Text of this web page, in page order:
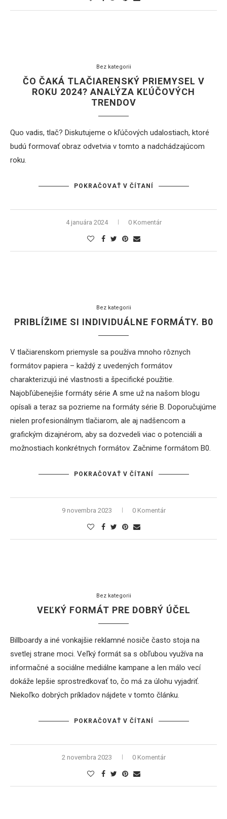
Bez kategorii
ČO ČAKÁ TLAČIARENSKÝ PRIEMYSEL V
ROKU 2024? ANALÝZA KĽÚČOVÝCH
TRENDOV
Quo vadis, tlač? Diskutujeme o kľúčových udalostiach, ktoré
budú formovať obraz odvetvia v tomto a nadchádzajúcom
roku.
POKRAČOVAŤ V ČÍTANÍ
4 januára 2024 0 Komentár
Bez kategorii
PRIBLÍŽIME SI INDIVIDUÁLNE FORMÁTY. B0
V tlačiarenskom priemysle sa používa mnoho rôznych
formátov papiera – každý z uvedených formátov
charakterizujú iné vlastnosti a špecifické použitie.
Najobľúbenejšie formáty série A sme už na našom blogu
opísali a teraz sa pozrieme na formáty série B. Doporučujúme
nielen profesionálnym tlačiarom, ale aj nadšencom a
grafickým dizajnérom, aby sa dozvedeli viac o potenciáli a
možnostiach konkrétnych formátov. Začnime formátom B0.
POKRAČOVAŤ V ČÍTANÍ
9 novembra 2023 0 Komentár
Bez kategorii
VEĽKÝ FORMÁT PRE DOBRÝ ÚČEL
Billboardy a iné vonkajšie reklamné nosiče často stoja na
svetlej strane moci. Veľký formát sa s obľubou využíva na
informačné a sociálne mediálne kampane a len málo vecí
dokáže lepšie sprostredkovať to, čo má za úlohu vyjadriť.
Niekoľko dobrých príkladov nájdete v tomto článku.
POKRAČOVAŤ V ČÍTANÍ
2 novembra 2023 0 Komentár